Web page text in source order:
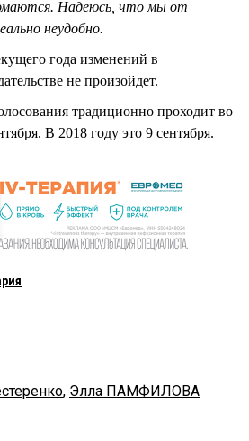
Надеюсь, что мы от
неудобно.
года изменений в
не произойдет.
традиционно проходит во
В 2018 году это 9 сентября.
, Элла ПАМФИЛОВА